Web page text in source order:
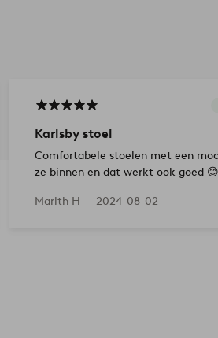
Karlsby stoel
Comfortabele stoelen met een
ze binnen en dat werkt ook goed 😊
Marith H — 2024-08-02